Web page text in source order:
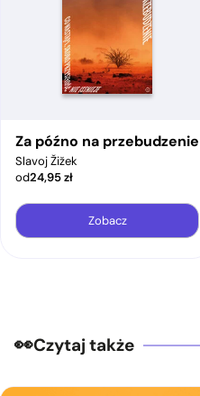
Za późno na przebudzenie
Slavoj Žižek
od24,95zł
Zobacz
Czytaj także